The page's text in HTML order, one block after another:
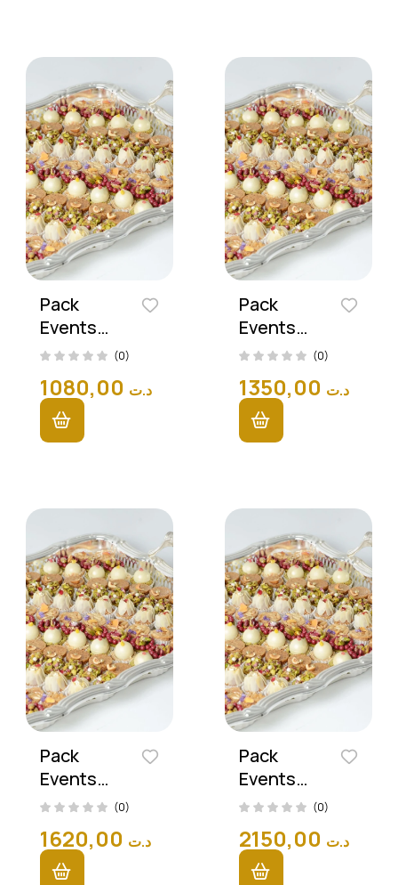
Pack
Events
Elegance
Pièces)
(0)
د.ت
Pack
Events
Elegance
Pièces)
(0)
د.ت
Pack
Events
Elegance
Pièces)
(0)
د.ت
Pack
Events
Elegance
Pièces)
(0)
د.ت